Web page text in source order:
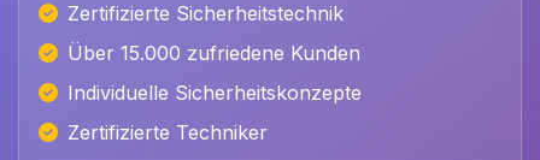
Zertifizierte Sicherheitstechnik
Über 15.000 zufriedene Kunden
Individuelle Sicherheitskonzepte
Zertifizierte Techniker